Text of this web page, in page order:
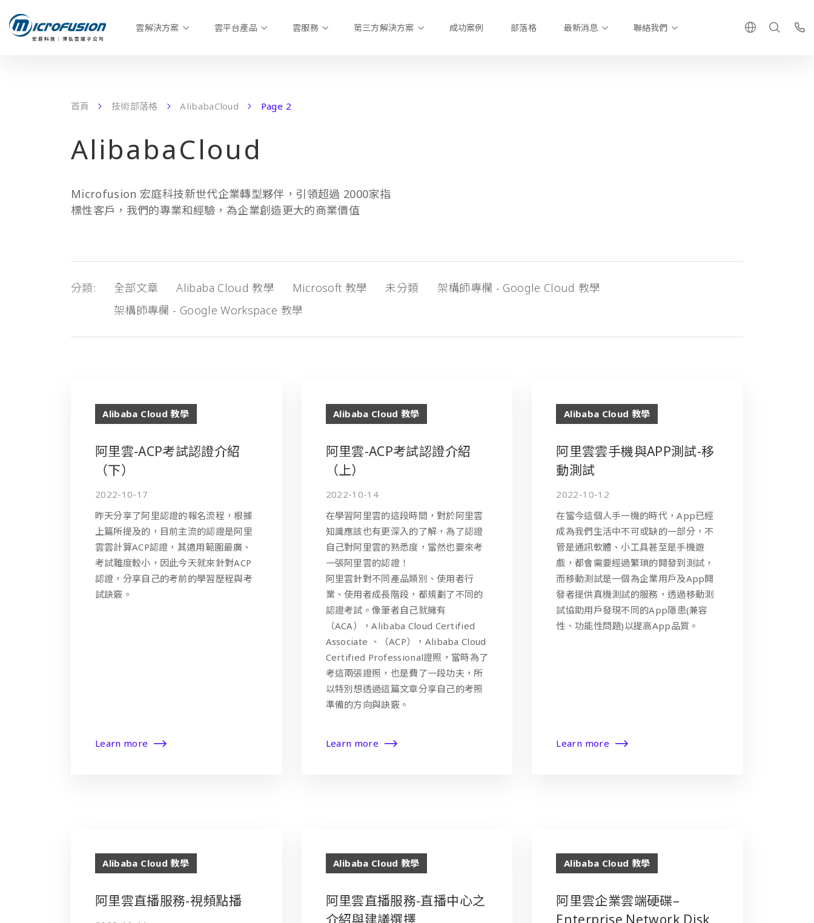
雲解決方案 雲平台產品 雲服務 第三方解決方案 成功案例 部落格 最新消息 聯絡我們
首頁 技術部落格 AlibabaCloud Page 2
AlibabaCloud
Microfusion 宏庭科技新世代企業轉型夥伴，引領超過 2000家指
標性客戶，我們的專業和經驗，為企業創造更大的商業價值
分類 全部文章 Alibaba Cloud 教學 Microsoft 教學 未分類
架構師專欄 - Google Cloud 教學
架構師專欄 - Google Workspace 教學
Alibaba Cloud 教學
阿里雲-ACP考試認證介紹
（下）
2022-10-17
昨天分享了阿里認證的報名流程，根據
上篇所提及的，目前主流的認證是阿里
雲雲計算ACP認證，其適用範圍最廣、
考試難度較小，因此今天就來針對ACP
認證，分享自己的考前的學習歷程與考
試訣竅。
Learn more
Alibaba Cloud 教學
阿里雲-ACP考試認證介紹
（上）
2022-10-14
在學習阿里雲的這段時間，對於阿里雲
知識應該也有更深入的了解，為了認證
自己對阿里雲的熟悉度，當然也要來考
一張阿里雲的認證！
阿里雲針對不同產品類別、使用者行
業、使用者成長階段，都規劃了不同的
認證考試。像筆者自己就擁有
（ACA），Alibaba Cloud Certified
Associate 、（ACP），Alibaba Cloud
Certified Professional證照，當時為了
考這兩張證照，也是費了一段功夫，所
以特別想透過這篇文章分享自己的考照
準備的方向與訣竅。
Learn more
Alibaba Cloud 教學
阿里雲雲手機與APP測試-移
動測試
2022-10-12
在當今這個人手一機的時代，App已經
成為我們生活中不可或缺的一部分，不
管是通訊軟體、小工具甚至是手機遊
戲，都會需要經過繁瑣的開發到測試，
而移動測試是一個為企業用戶及App開
發者提供真機測試的服務，透過移動測
試協助用戶發現不同的App隱患(兼容
性、功能性問題)以提高App品質。
Learn more
Alibaba Cloud 教學
阿里雲直播服務-視頻點播
Alibaba Cloud 教學
阿里雲直播服務-直播中心之
介紹與建議選擇
Alibaba Cloud 教學
阿里雲企業雲端硬碟–
Enterprise Network Disk